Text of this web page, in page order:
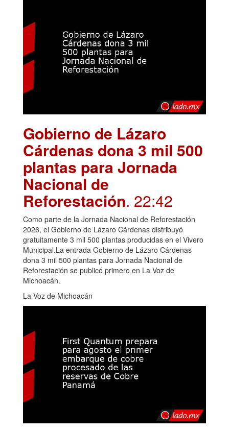
Gobierno de Lázaro
Cárdenas dona 3 mil 500
plantas para Jornada
Nacional de
Reforestación. 22:42
Como parte de la Jornada Nacional de Reforestación
2026, el Gobierno de Lázaro Cárdenas distribuyó
gratuitamente 3 mil 500 plantas producidas en el Vivero
Municipal.La entrada Gobierno de Lázaro Cárdenas
dona 3 mil 500 plantas para Jornada Nacional de
Reforestación se publicó primero en La Voz de
Michoacán.
La Voz de Michoacán